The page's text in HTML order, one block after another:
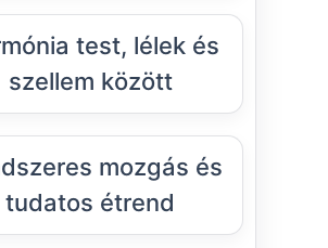
test, lélek és
szellem között
mozgás és
tudatos étrend